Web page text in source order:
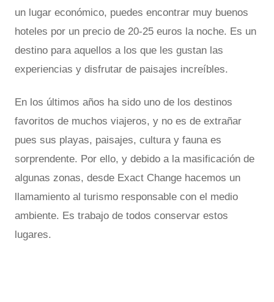
un lugar económico, puedes encontrar muy buenos
hoteles por un precio de 20-25 euros la noche. Es un
destino para aquellos a los que les gustan las
experiencias y disfrutar de paisajes increíbles.
En los últimos años ha sido uno de los destinos
favoritos de muchos viajeros, y no es de extrañar
pues sus playas, paisajes, cultura y fauna es
sorprendente. Por ello, y debido a la masificación de
algunas zonas, desde Exact Change hacemos un
llamamiento al turismo responsable con el medio
ambiente. Es trabajo de todos conservar estos
lugares.